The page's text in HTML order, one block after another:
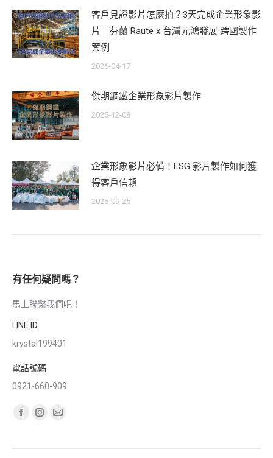
客戶見證影片怎麼拍？3天完成企業形象影
片｜芬蘭 Raute x 台灣元鴻發展 跨國製作
案例
2026-04-17
傑期鋼鐵企業形象影片製作
2025-12-08
企業形象影片必備！ESG 影片製作如何獲
得客戶信賴
2025-09-25
有任何疑問嗎？
馬上聯繫我們吧！
LINE ID
krystal199401
電話號碼
0921-660-909
Find us on:
Facebook
opens
Instagram
opens
Mail
opens